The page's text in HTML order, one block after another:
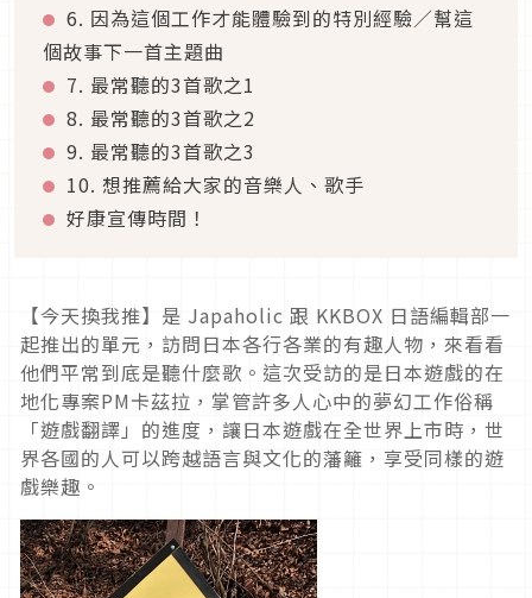
6. 因為這個工作才能體驗到的特別經驗／幫這
個故事下一首主題曲
7. 最常聽的3首歌之1
8. 最常聽的3首歌之2
9. 最常聽的3首歌之3
10. 想推薦給大家的音樂人、歌手
好康宣傳時間！
【今天換我推】是 Japaholic 跟 KKBOX 日語編輯部一
起推出的單元，訪問日本各行各業的有趣人物，來看看
他們平常到底是聽什麼歌。這次受訪的是日本遊戲的在
地化專案PM卡茲拉，掌管許多人心中的夢幻工作俗稱
「遊戲翻譯」的進度，讓日本遊戲在全世界上市時，世
界各國的人可以跨越語言與文化的藩籬，享受同樣的遊
戲樂趣。